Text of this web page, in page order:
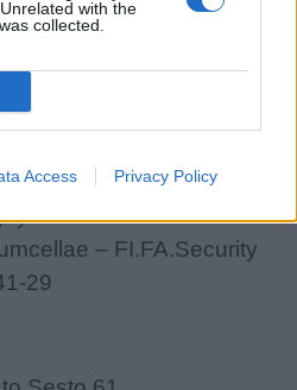
with the
collected.
Access Privacy Policy
– Pol. S.S. Lazio Rugby
– Polisportiva Paganica
40
R.L. 24-31
– FI.FA.Security
29